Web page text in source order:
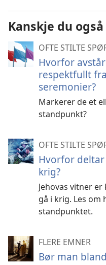
Kanskje du
OFTE STILTE
Hvorfor
respektfullt
seremonier?
Markerer de et
standpunkt?
OFTE STILTE
Hvorfor deltar
krig?
Jehovas vitner
gå i krig. Les
standpunktet.
FLERE EMNER
Bør man